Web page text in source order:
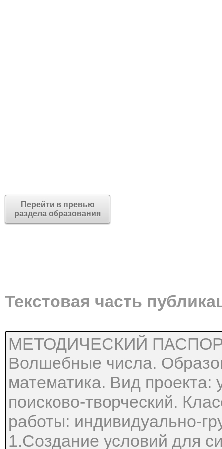
Перейти в превью
раздела образования
Текстовая часть
МЕТОДИЧЕСКИЙ
Волшебные числа.
математика. Вид проекта:
поисково-творческий.
работы: индивидуально-
1.Создание условий для